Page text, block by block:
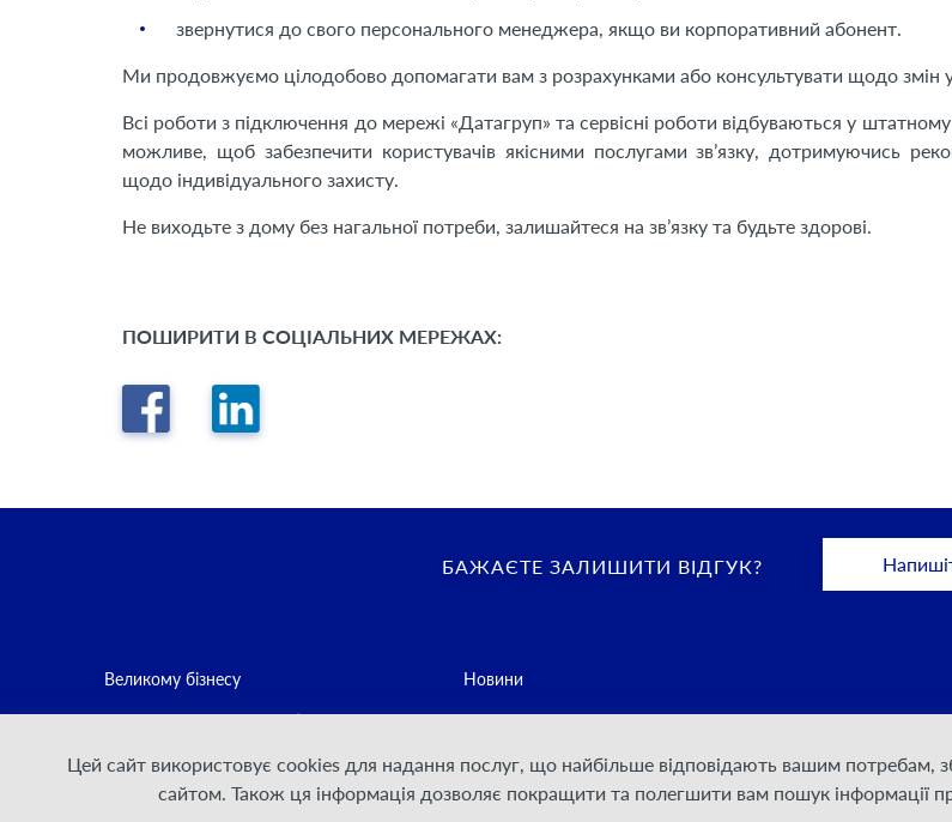
звернутися до свого персонального менеджера, якщо ви корпоративний абонент.
Ми продовжуємо цілодобово допомагати вам з розрахунками або консультувати щодо змін
Всі роботи з підключення до мережі «Датагруп» та сервісні роботи відбуваються у
можливе, щоб забезпечити користувачів якісними послугами зв’язку, дотримуючись
щодо індивідуального захисту.
Не виходьте з дому без нагальної потреби, залишайтеся на зв’язку та будьте здорові.
ПОШИРИТИ В СОЦІАЛЬНИХ МЕРЕЖАХ:
БАЖАЄТЕ ЗАЛИШИТИ ВІДГУК?
Великому бізнесу
Постачальникам послуг зв'язку
Для Дому
Новини
Політика конфіденційності
Умови надання послуг
Цей сайт використовує cookies для надання послуг, що найбільше відповідають вашим потребам,
сайтом. Також ця інформація дозволяє покращити та полегшити вам пошук інформації